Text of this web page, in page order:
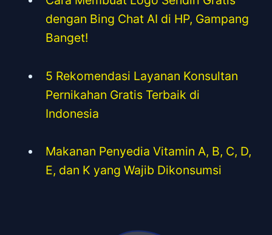
dengan Bing Chat AI di HP, Gampang
Banget!
5 Rekomendasi Layanan Konsultan
Pernikahan Gratis Terbaik di
Indonesia
Makanan Penyedia Vitamin A, B, C, D,
E, dan K yang Wajib Dikonsumsi